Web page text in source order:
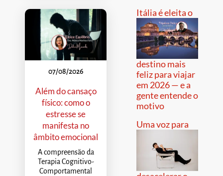
07/08/2026
Além do cansaço
físico: como o
estresse se
manifesta no
âmbito emocional
A compreensão da
Terapia Cognitivo-
Comportamental
Itália é eleita o
destino mais
feliz para viajar
em 2026 — e a
gente entende o
motivo
Uma voz para